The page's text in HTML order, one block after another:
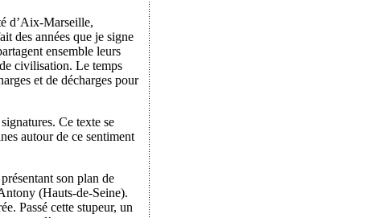
d’Aix-Marseille,
des années que je signe
ensemble leurs
civilisation. Le temps
et de décharges pour
Ce texte se
autour de ce sentiment
son plan de
(Hauts-de-Seine).
Passé cette stupeur, un